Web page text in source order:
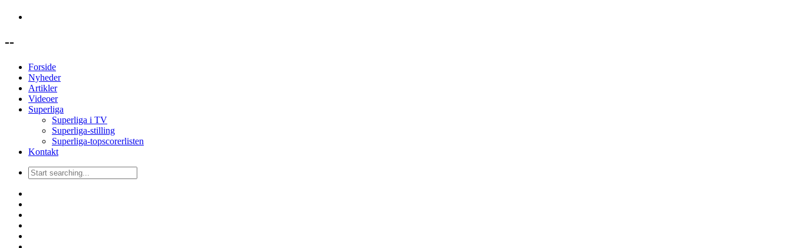
--
Forside
Nyheder
Artikler
Videoer
Superliga
Superliga i TV
Superliga-stilling
Superliga-topscorerlisten
Kontakt